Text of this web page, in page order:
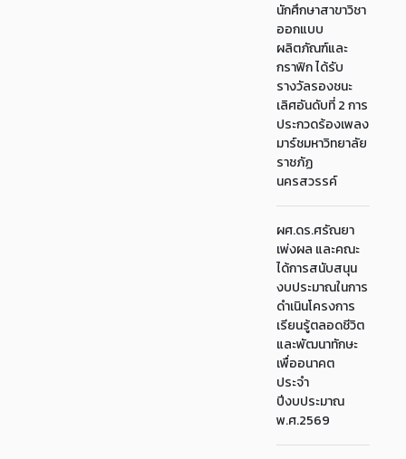
นักศึกษาสาขาวิชา
ออกแบบ
ผลิตภัณฑ์และ
กราฟิก ได้รับ
รางวัลรองชนะ
เลิศอันดับที่ 2 การ
ประกวดร้องเพลง
มาร์ชมหาวิทยาลัย
ราชภัฏ
นครสวรรค์
ผศ.ดร.ศรัณยา
เพ่งผล และคณะ
ได้การสนับสนุน
งบประมาณในการ
ดำเนินโครงการ
เรียนรู้ตลอดชีวิต
และพัฒนาทักษะ
เพื่ออนาคต
ประจำ
ปีงบประมาณ
พ.ศ.2569